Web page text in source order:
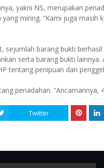
yakni NS, merupakan
miring. “Kami juga masih
sejumlah barang bukti
serta barang bukti
tentang penipuan dan
penadahan. “Ancamannya,
Twitter